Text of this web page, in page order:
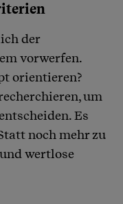
der
vorwerfen.
orientieren?
um
Es
noch mehr zu
wertlose